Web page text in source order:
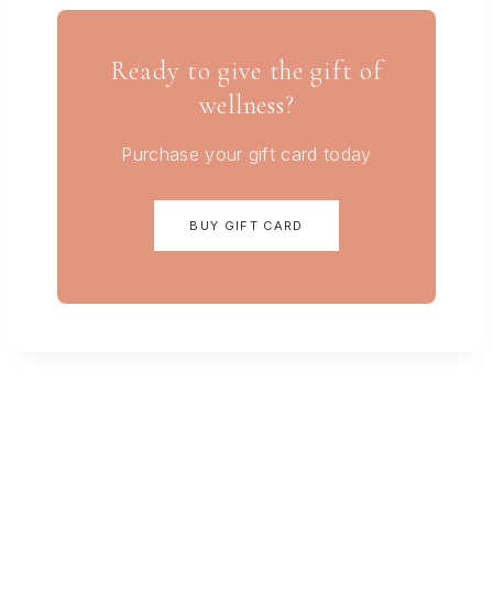
Ready to give the gift of
wellness?
Purchase your gift card today
BUY GIFT CARD